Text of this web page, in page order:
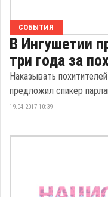
СОБЫТИЯ
В Ингушетии
три года за
Наказывать
предложил спикер
19.04.2017 10:39